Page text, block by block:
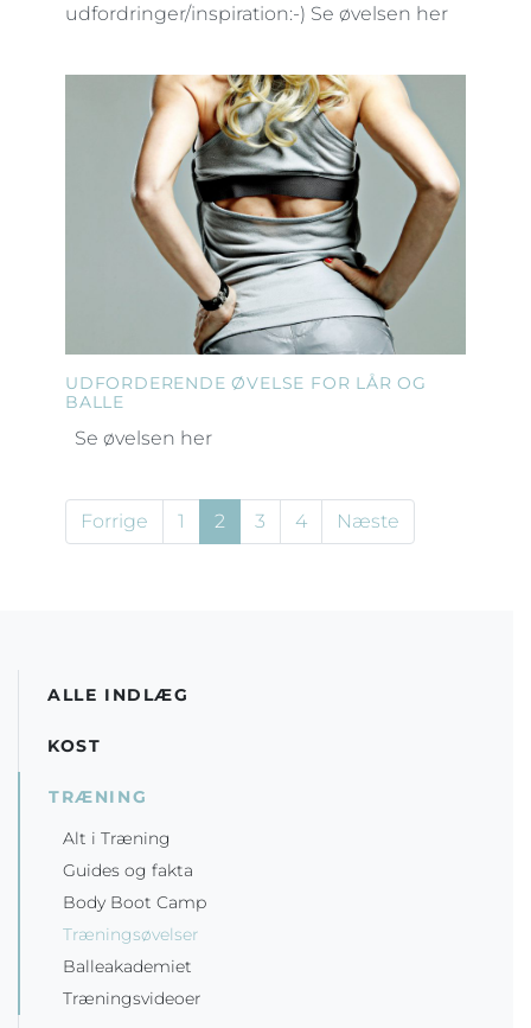
udfordringer/inspiration:-) Se øvelsen her
UDFORDERENDE ØVELSE FOR LÅR OG
BALLE
Se øvelsen her
Forrige 1 2 3 4 Næste
ALLE INDLÆG
KOST
TRÆNING
Alt i Træning
Guides og fakta
Body Boot Camp
Træningsøvelser
Balleakademiet
Træningsvideoer